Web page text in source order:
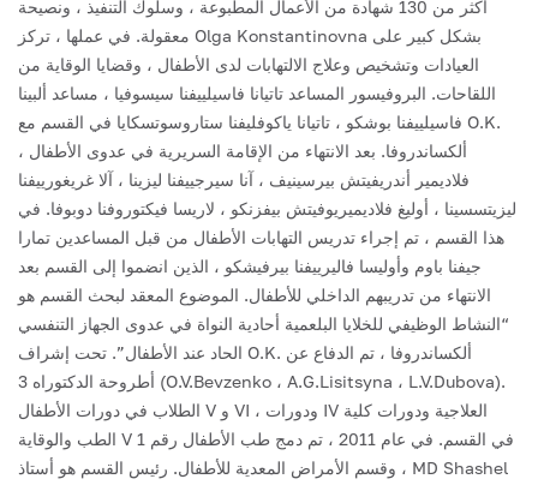
أكثر من 130 شهادة من الأعمال المطبوعة ، وسلوك التنفيذ ، ونصيحة
معقولة. في عملها ، تركز Olga Konstantinovna بشكل كبير على
العيادات وتشخيص وعلاج الالتهابات لدى الأطفال ، وقضايا الوقاية من
اللقاحات. البروفيسور المساعد تاتيانا فاسيلييفنا سيسوفيا ، مساعد ألبينا
فاسيلييفنا بوشكو ، تاتيانا ياكوفليفنا ستاروسوتسكايا في القسم مع O.K.
ألكساندروفا. بعد الانتهاء من الإقامة السريرية في عدوى الأطفال ،
فلاديمير أندريفيتش بيرسينيف ، آنا سيرجييفنا ليزينا ، آلا غريغورييفنا
ليزيتسسينا ، أوليغ فلاديميريوفيتش بيفزنكو ، لاريسا فيكتوروفنا دوبوفا. في
هذا القسم ، تم إجراء تدريس التهابات الأطفال من قبل المساعدين تمارا
جيفنا باوم وأوليسا فاليرييفنا بيرفيشكو ، الذين انضموا إلى القسم بعد
الانتهاء من تدريبهم الداخلي للأطفال. الموضوع المعقد لبحث القسم هو
“النشاط الوظيفي للخلايا البلعمية أحادية النواة في عدوى الجهاز التنفسي
الحاد عند الأطفال”. تحت إشراف O.K. ألكساندروفا ، تم الدفاع عن
أطروحة الدكتوراه 3 (O.V.Bevzenko ، A.G.Lisitsyna ، L.V.Dubova).
الطلاب في دورات الأطفال V و VI ، ودورات IV العلاجية ودورات كلية
الطب والوقاية V في القسم.
في عام 2011 ، تم دمج طب الأطفال رقم 1
وقسم الأمراض المعدية للأطفال. رئيس القسم هو أستاذ ، MD Shashel